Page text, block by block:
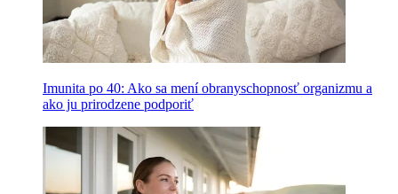
Imunita po 40: Ako sa mení obranyschopnosť organizmu a
ako ju prirodzene podporiť